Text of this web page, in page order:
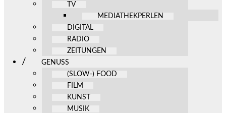
TV
MEDIATHEKPERLEN
DIGITAL
RADIO
ZEITUNGEN
GENUSS
(SLOW-) FOOD
FILM
KUNST
MUSIK